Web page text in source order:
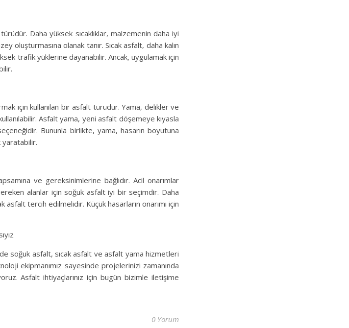
Daha yüksek sıcaklıklar, malzemenin daha iyi
oluşturmasına olanak tanır. Sıcak asfalt, daha kalın
trafik yüklerine dayanabilir. Ancak, uygulamak için
için kullanılan bir asfalt türüdür. Yama, delikler ve
Asfalt yama, yeni asfalt döşemeye kıyasla
Bununla birlikte, yama, hasarın boyutuna
yaratabilir.
ve gereksinimlerine bağlıdır. Acil onarımlar
alanlar için soğuk asfalt iyi bir seçimdir. Daha
asfalt tercih edilmelidir. Küçük hasarların onarımı için
soğuk asfalt, sıcak asfalt ve asfalt yama hizmetleri
ekipmanımız sayesinde projelerinizi zamanında
Asfalt ihtiyaçlarınız için bugün bizimle iletişime
0 Yorum